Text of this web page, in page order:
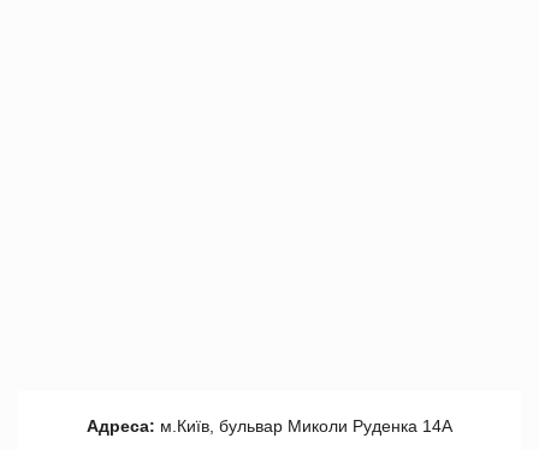
Адреса: м.Київ, бульвар Миколи Руденка 14А